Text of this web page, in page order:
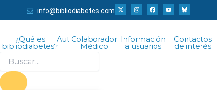
al
info@bibliodiabetes.com
X
-
t
t
t
I
n
s
r
a
F
a
c
o
o
k
Y
o
u
¿Qué es
bibliodiabetes?
AutorColaborador
Médico
Información
a usuarios
Contactos
de interés